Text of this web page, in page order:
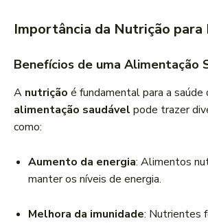
Importância da Nutrição para
Benefícios de uma Alimentação
A nutrição é fundamental para a saúde
alimentação saudável pode trazer
como:
Aumento da energia: Alimentos
manter os níveis de energia.
Melhora da imunidade: Nutrientes